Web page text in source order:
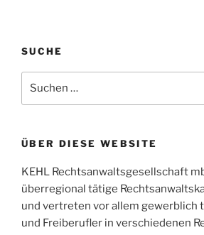
SUCHE
nach:
ÜBER DIESE WEBSITE
KEHL Rechtsanwaltsgesellschaft
überregional tätige
und vertreten vor allem gewerblich
und Freiberufler in verschiedenen